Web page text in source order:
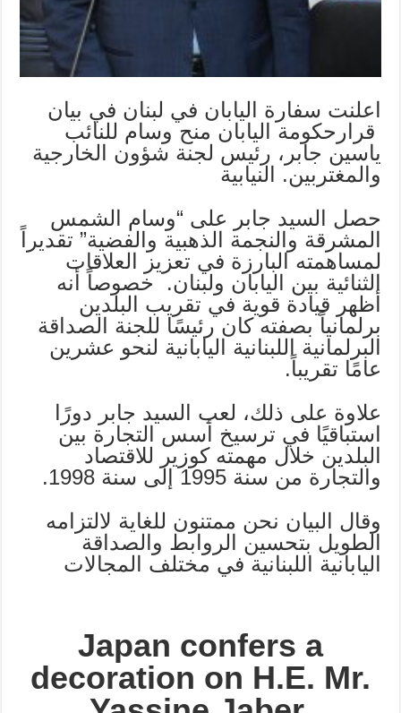
اعلنت سفارة اليابان في لبنان في بيان
قرارحكومة اليابان منح وسام للنائب
ياسين جابر، رئيس لجنة شؤون الخارجية
والمغتربين. النيابية
حصل السيد جابر على “وسام الشمس
المشرقة والنجمة الذهبية والفضية” تقديراً
لمساهمته البارزة في تعزيز العلاقات
الثنائية بين اليابان ولبنان. خصوصاً أنه
أظهر قيادة قوية في تقريب البلدين
برلمانياً بصفته كان رئيسًا للجنة الصداقة
البرلمانية اللبنانية اليابانية لنحو عشرين
عامًا تقريباً.
علاوة على ذلك، لعب السيد جابر دورًا
استباقيًا في ترسيخ أسس التجارة بين
البلدين خلال مهمته كوزير للاقتصاد
والتجارة من سنة 1995 إلى سنة 1998.
وقال البيان نحن ممتنون للغاية لالتزامه
الطويل بتحسين الروابط والصداقة
اليابانية اللبنانية في مختلف المجالات
Japan confers a
decoration on H.E. Mr.